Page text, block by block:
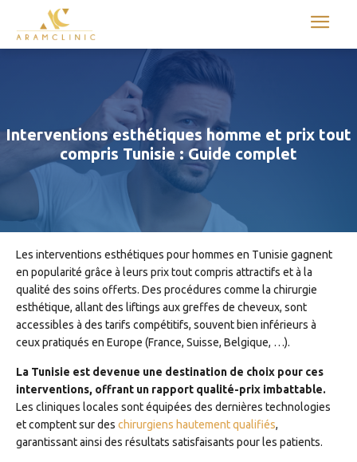
Aram international
Interventions esthétiques homme et prix tout
compris Tunisie : Guide complet
Les interventions esthétiques pour hommes en Tunisie gagnent
en popularité grâce à leurs prix tout compris attractifs et à la
qualité des soins offerts. Des procédures comme la chirurgie
esthétique, allant des liftings aux greffes de cheveux, sont
accessibles à des tarifs compétitifs, souvent bien inférieurs à
ceux pratiqués en Europe (France, Suisse, Belgique, …).
La Tunisie est devenue une destination de choix pour ces
interventions, offrant un rapport qualité-prix imbattable.
Les cliniques locales sont équipées des dernières technologies
et comptent sur des chirurgiens hautement qualifiés,
garantissant ainsi des résultats satisfaisants pour les patients.